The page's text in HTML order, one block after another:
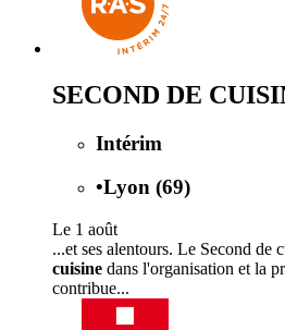
SECOND DE
Intérim
•Lyon (69)
Le 1 août
...et ses alentours. Le Second de
cuisine dans l'organisation et la
contribue...